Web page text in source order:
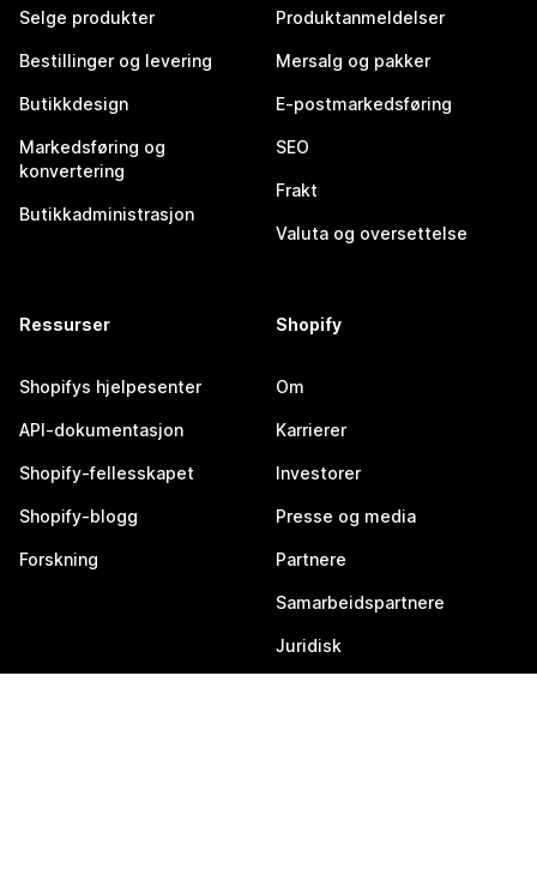
Selge produkter
Bestillinger og levering
Butikkdesign
Markedsføring og
konvertering
Butikkadministrasjon
Produktanmeldelser
Mersalg og pakker
E-postmarkedsføring
SEO
Frakt
Valuta og oversettelse
Ressurser
Shopifys hjelpesenter
API-dokumentasjon
Shopify-fellesskapet
Shopify-blogg
Forskning
Shopify
Om
Karrierer
Investorer
Presse og media
Partnere
Samarbeidspartnere
Juridisk